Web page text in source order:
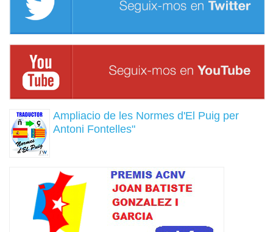
Ampliacio de les Normes d'El Puig per
Antoni Fontelles"